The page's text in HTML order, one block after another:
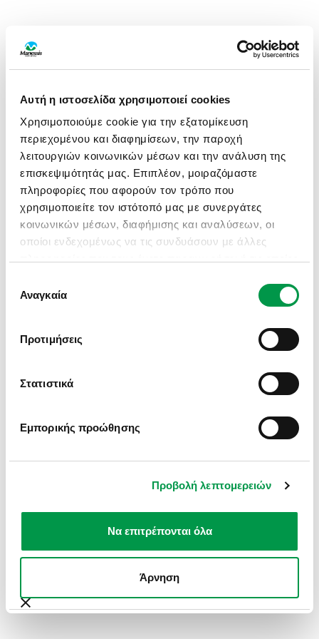
Αυτή η ιστοσελίδα χρησιμοποιεί cookies
Χρησιμοποιούμε cookie για την εξατομίκευση
περιεχομένου και διαφημίσεων, την παροχή
λειτουργιών κοινωνικών μέσων και την ανάλυση της
επισκεψιμότητάς μας. Επιπλέον, μοιραζόμαστε
πληροφορίες που αφορούν τον τρόπο που
χρησιμοποιείτε τον ιστότοπό μας με συνεργάτες
κοινωνικών μέσων, διαφήμισης και αναλύσεων, οι
οποίοι ενδεχομένως να τις συνδυάσουν με άλλες
χρήση των υπηρεσιών τους.
συγκατάθεσης
Αναγκαία
Προτιμήσεις
Στατιστικά
Εμπορικής προώθησης
Προβολή λεπτομερειών
Να επιτρέπονται όλα
Άρνηση
APPLICATION ERROR: A CLIENT-SIDE EXCEPTION HAS